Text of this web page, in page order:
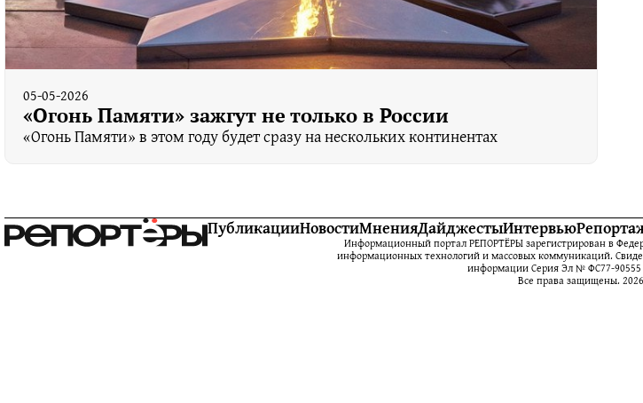
05-05-2026
«Огонь Памяти» зажгут не только в России
«Огонь Памяти» в этом году будет сразу на нескольких континентах
ПубликацииНовостиМненияДайджестыИнтервью
Информационный портал РЕПОРТЁРЫ зарегистрирован в
информационных технологий и массовых коммуникаций.
информации Серия Эл № ФС77-90555
Все права защищены.